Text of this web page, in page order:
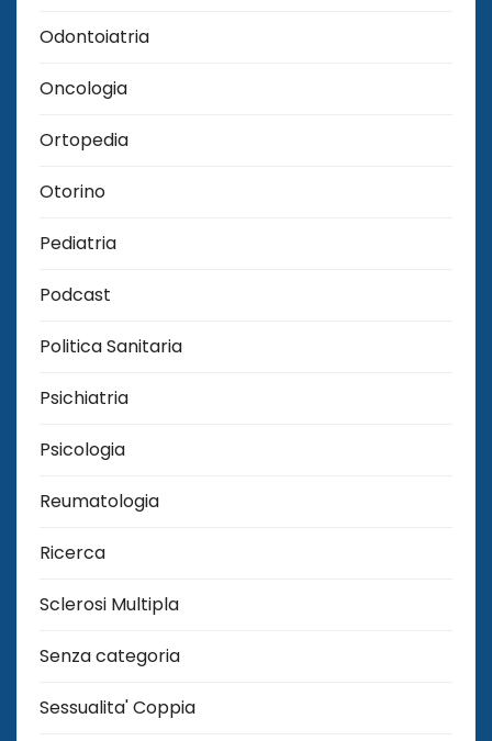
Odontoiatria
Oncologia
Ortopedia
Otorino
Pediatria
Podcast
Politica Sanitaria
Psichiatria
Psicologia
Reumatologia
Ricerca
Sclerosi Multipla
Senza categoria
Sessualita' Coppia